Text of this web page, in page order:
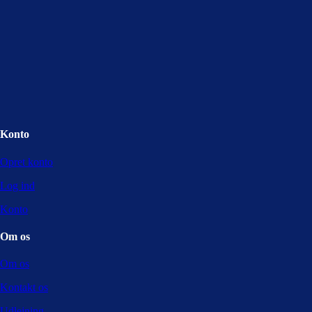
Konto
Opret konto
Log ind
Konto
Om os
Om os
Kontakt os